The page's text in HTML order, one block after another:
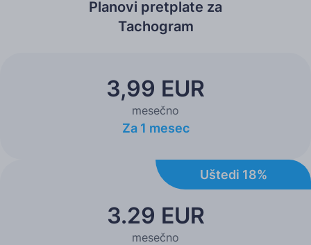
Planovi pretplate za
Tachogram
3,99 EUR
mesečno
Za 1 mesec
Uštedi 18%
3.29 EUR
mesečno